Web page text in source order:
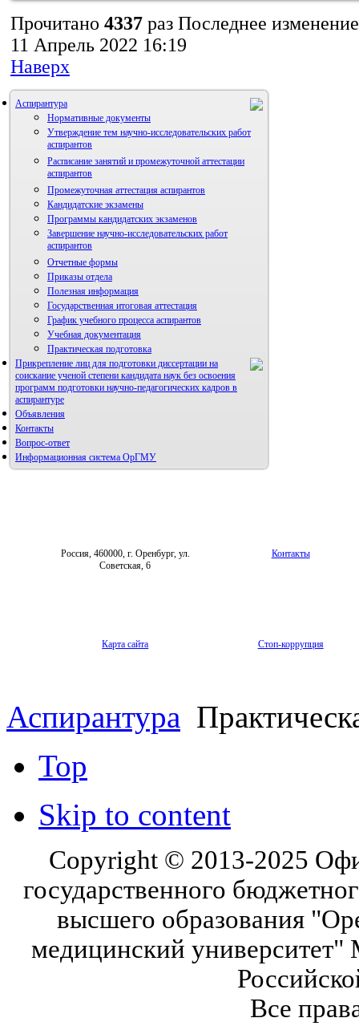
Прочитано 4337 раз Последнее
11 Апрель 2022 16:19
Наверх
Аспирантура
Нормативные документы
Утверждение тем научно-исследовательских работ
аспирантов
Расписание занятий и промежуточной аттестации
аспирантов
Промежуточная аттестация аспирантов
Кандидатские экзамены
Программы кандидатских экзаменов
Завершение научно-исследовательских работ
аспирантов
Отчетные формы
Приказы отдела
Полезная информация
Государственная итоговая аттестация
График учебного процесса аспирантов
Учебная документация
Практическая подготовка
Прикрепление лиц для подготовки диссертации на
соискание ученой степени кандидата наук без освоения
программ подготовки научно-педагогических кадров в
аспирантуре
Объявления
Контакты
Вопрос-ответ
Информационная система ОрГМУ
Россия, 460000, г. Оренбург, ул.
Советская, 6
Контакты
Карта сайта Стоп-коррупция
Аспирантура
Top
Skip to content
Copyright © 2013-2025
государственного
высшего образования
медицинский университет"
Все